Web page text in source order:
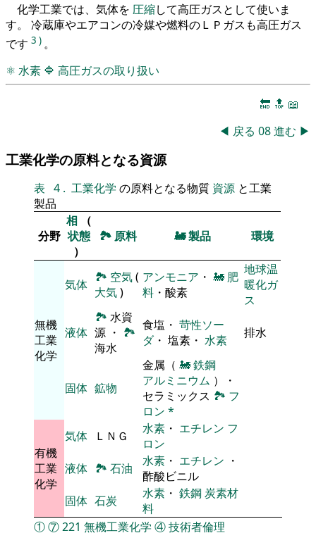
化学工業では、気体を 圧縮して高圧ガスとして使いま
す。 冷蔵庫やエアコンの冷媒や燃料のＬＰガスも高圧ガス
です 3 ) 。
⚛ 水素 🔷 高圧ガスの取り扱い
🔚 🔝 📖
◀ 戻る 08進む ▶
工業化学の原料となる資源
表 4 . 工業化学 の原料となる物質 資源 と工業
製品
分野
相
（
状態
）
🏞 原料 🚂製品 環境
無機
工業
化学
気体 🏞 空気(
大気)
アンモニア ・ 🚂 肥
料 ・酸素
地球温
暖化ガ
ス
液体
🏞 水資
源 ・ 🏞
海水
食塩・ 苛性ソー
ダ・ 塩素・ 水素 排水
固体 鉱物
金属（ 🚂鉄鋼
アルミニウム ）・
セラミックス 🏞 フ
ロン *
有機
工業
化学
気体 ＬＮＧ 水素 ・ エチレン フ
ロン
液体 🏞 石油 水素 ・ エチレン ・
酢酸ビニル
固体 石炭 水素 ・ 鉄鋼炭素材
料
①⑦221 無機工業化学 ④技術者倫理